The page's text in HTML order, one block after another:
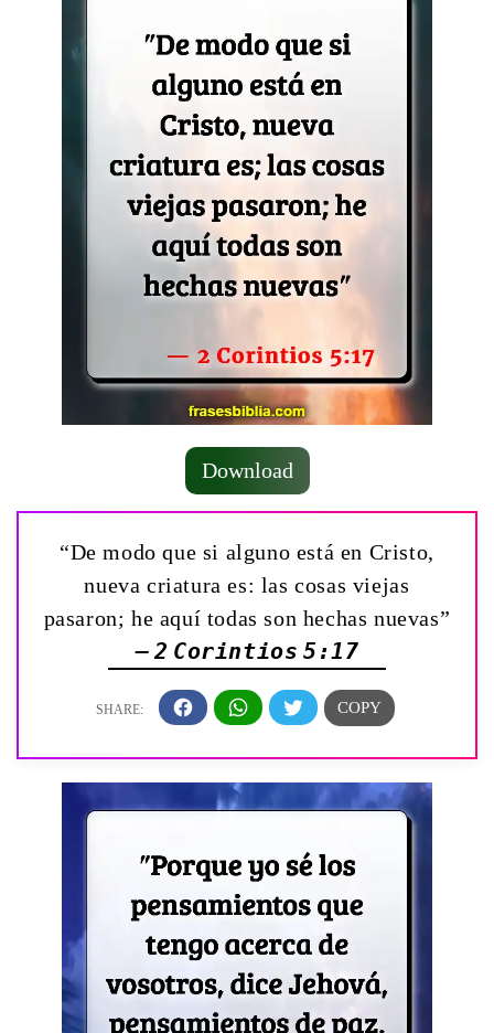
Download
“De modo que si alguno está en Cristo,
nueva criatura es: las cosas viejas
pasaron; he aquí todas son hechas nuevas”
— 2 Corintios 5:17